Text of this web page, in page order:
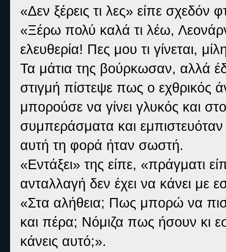
«Δεν ξέρεις τι λες» είπε σχεδόν
«Ξέρω πολύ καλά τι λέω,
ελευθερία! Πες μου τι γίνεται,
Τα μάτια της βούρκωσαν, αλλά
στιγμή πίστεψε πως ο εχθρικός
μπορούσε να γίνει γλυκός και
συμπεράσματα και
αυτή τη φορά ήταν σωστή.
«Εντάξει» της είπε, «πράγματι
ανταλλαγή δεν έχει να κάνει με
«Στα αλήθεια; Πως μπορώ να
και πέρα; Νόμιζα πως ήσουν κι
κάνεις αυτό;».